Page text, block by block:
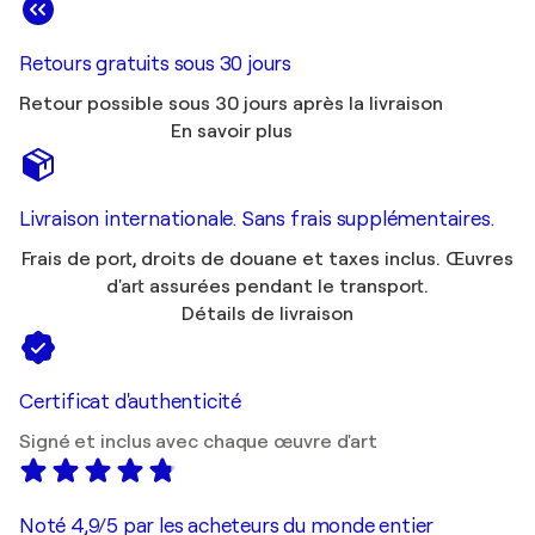
Retours gratuits sous 30 jours
Retour possible sous 30 jours après la livraison
En savoir plus
Livraison internationale. Sans frais supplémentaires.
Frais de port, droits de douane et taxes inclus. Œuvres
d'art assurées pendant le transport.
Détails de livraison
Certificat d'authenticité
Signé et inclus avec chaque œuvre d'art
Noté 4,9/5 par les acheteurs du monde entier